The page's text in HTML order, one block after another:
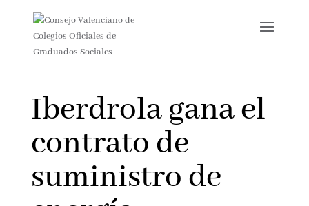
Iberdrola gana el
contrato de
suministro de